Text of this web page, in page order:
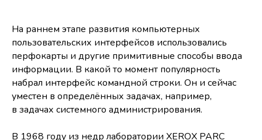
На раннем этапе развития компьютерных
пользовательских интерфейсов использовались
перфокарты и другие примитивные способы ввода
информации. В какой то момент популярность
набрал интерфейс командной строки. Он и сейчас
уместен в определённых задачах, например,
в задачах системного администрирования.
В 1968 году из недр лаборатории XEROX PARC